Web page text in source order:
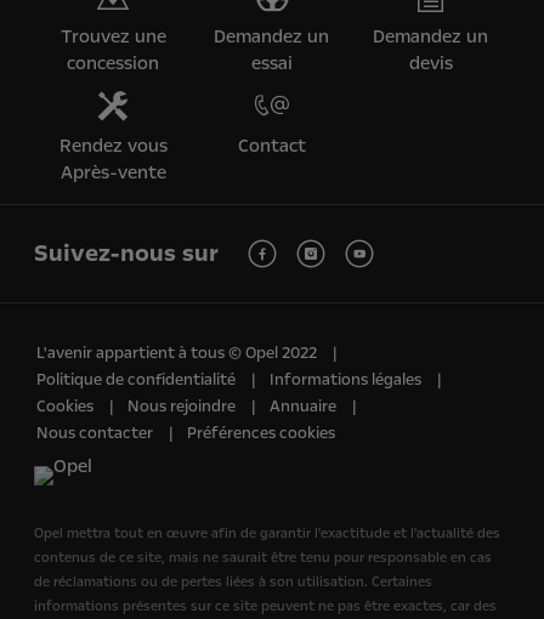
Trouvez une
concession
Demandez un
essai
Demandez un
devis
Rendez vous
Après-vente
Contact
Suivez-nous sur
L'avenir appartient à tous © Opel 2022
Politique de confidentialité
Informations légales
Cookies
Nous rejoindre
Annuaire
Nous contacter
Préférences cookies
Opel mettra tout en œuvre afin de garantir l'exactitude et l'actualité des
contenus de ce site, mais ne saurait être tenu pour responsable en cas
de réclamations ou de pertes liées à son utilisation. Certaines
informations présentes sur ce site peuvent ne pas être exactes, car des